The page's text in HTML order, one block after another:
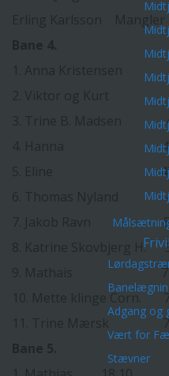
Adgang og
Vært for
Stævner
1. Anna Kristensen
2. Viktor og Kurt
3. Trine B. Madsen
4. Hanna
5. Eline
6. Thomas Nyland
7. Jakob Ravn
8. Katrine Skovbjerg H.
9. Mathais
10. Mette klinge Corn.
11. Trine Mærsk